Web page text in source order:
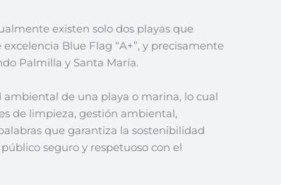
existen solo dos playas que
Blue Flag “A+”, y precisamente
Palmilla y Santa María.
de una playa o marina, lo cual
de limpieza, gestión ambiental,
que garantiza la sostenibilidad
seguro y respetuoso con el